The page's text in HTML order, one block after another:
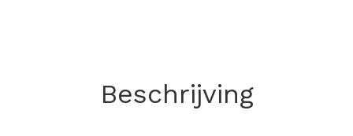
Beschrijving